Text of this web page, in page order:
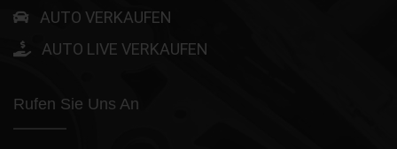
AUTO VERKAUFEN
AUTO LIVE VERKAUFEN
Rufen Sie Uns An